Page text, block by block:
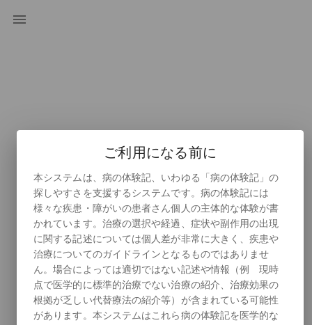
病の体験記サーチ
ご利用になる前に
本システムは、病の体験記、いわゆる「病の体験記」の
探しやすさを支援するシステムです。病の体験記には
様々な疾患・障がいの患者さん個人の主体的な体験が書
かれています。治療の選択や経過、症状や副作用の出現
に関する記述については個人差が非常に大きく、疾患や
治療についてのガイドラインとなるものではありませ
ん。場合によっては適切ではない記述や情報（例 現時
点で医学的に標準的治療でない治療の紹介、治療効果の
根拠が乏しい代替療法の紹介等）が含まれている可能性
があります。本システムはこれら病の体験記を医学的な